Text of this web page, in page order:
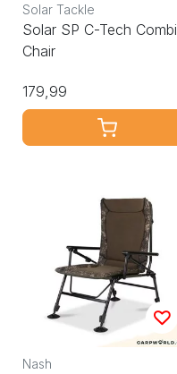
Solar Tackle
Solar SP C-Tech Combi
Chair
179,99
Nash